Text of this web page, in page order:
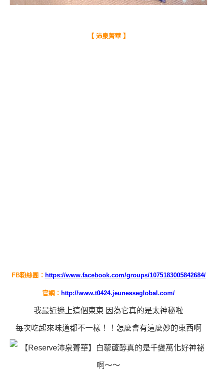
【 沛泉菁華 】
FB粉絲團： https://www.facebook.com/groups/1075183005842684/
官網： http://www.t0424.jeunesseglobal.com/
我最近迷上這個東東 因為它真的是太神秘啦
每次吃起來味道都不一樣！！怎麼會有這麼妙的東西啊